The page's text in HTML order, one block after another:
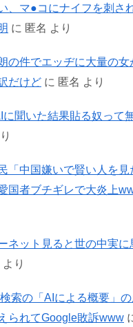
、マ●コにナイフを刺さ
に 匿名 より
の件でエッヂに大量の女
だけど に 匿名 より
に聞いた結果貼る奴って
「中国嫌いで賢い人を見
国者ブチギレで大炎上
ネット見ると世の中実に
より
索の「AIによる概要」
られてGoogle敗訴www